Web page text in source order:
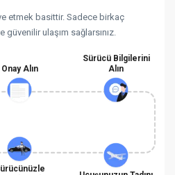
etmek basittir. Sadece birkaç
ulaşım sağlarsınız.
Onay Alın
Sürücü Bilgilerini
Alın